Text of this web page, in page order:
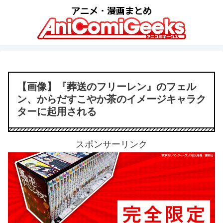
【画像】『葬送のフリーレン』のフェル
ン、からだすこやか茶のイメージキャラク
ターに起用される
スポンサーリンク